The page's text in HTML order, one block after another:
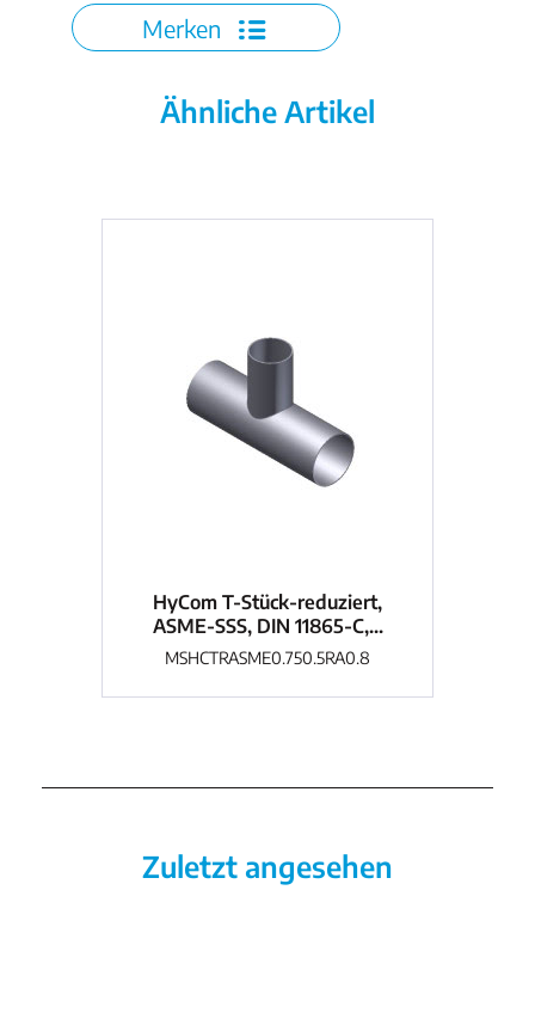
Merken
Ähnliche Artikel
HyCom T-Stück-reduziert,
ASME-SSS, DIN 11865-C,...
MSHCTRASME0.750.5RA0.8
Zuletzt angesehen